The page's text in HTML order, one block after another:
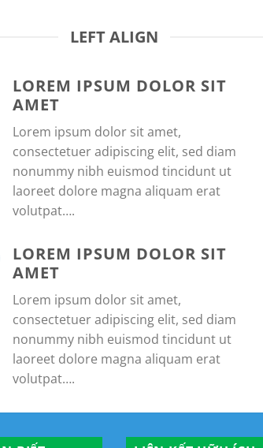
LEFT ALIGN
LOREM IPSUM DOLOR SIT
AMET
Lorem ipsum dolor sit amet,
consectetuer adipiscing elit, sed diam
nonummy nibh euismod tincidunt ut
laoreet dolore magna aliquam erat
volutpat….
LOREM IPSUM DOLOR SIT
AMET
Lorem ipsum dolor sit amet,
consectetuer adipiscing elit, sed diam
nonummy nibh euismod tincidunt ut
laoreet dolore magna aliquam erat
volutpat….